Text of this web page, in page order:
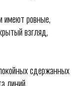
имеют ровные,
взгляд,
сдержанных
линий.